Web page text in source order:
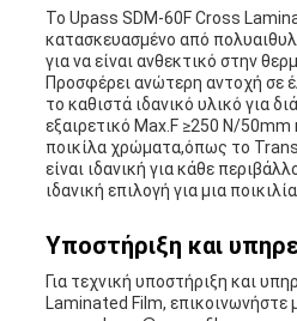
Το Upass SDM-60F Cross
κατασκευασμένο από
για να είναι ανθεκτικό στην
Προσφέρει ανώτερη αντοχή σε
το καθιστά ιδανικό υλικό για
εξαιρετικό Max.F ≥250 N/50mm
ποικίλα χρώματα,όπως το
είναι ιδανική για κάθε
ιδανική επιλογή για μια
Υποστήριξη και
Για τεχνική υποστήριξη και
Laminated Film, επικοινωνήστε